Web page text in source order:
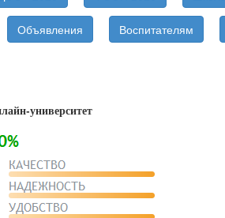
Объявления Воспитателям
университет